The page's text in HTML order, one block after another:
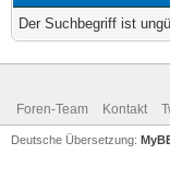
Der Suchbegriff ist
Foren-Team Kontakt
Deutsche Übersetzung: